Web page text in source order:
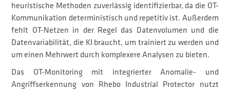
heuristische Methoden zuverlässig identifizierbar, da die OT-
Kommunikation deterministisch und repetitiv ist. Außerdem
fehlt OT-Netzen in der Regel das Datenvolumen und die
Datenvariabilität, die KI braucht, um trainiert zu werden und
um einen Mehrwert durch komplexere Analysen zu bieten.
Das OT-Monitoring mit integrierter Anomalie- und
Angriffserkennung von Rhebo Industrial Protector nutzt